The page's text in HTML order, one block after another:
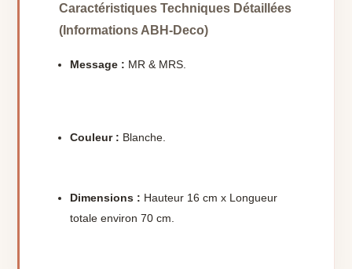
Caractéristiques Techniques Détaillées
(Informations ABH-Deco)
Message : MR & MRS.
Couleur : Blanche.
Dimensions : Hauteur 16 cm x Longueur
totale environ 70 cm.